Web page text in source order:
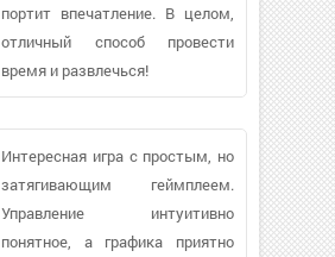
портит впечатление. В целом,
отличный способ провести
время и развлечься!
Интересная игра с простым, но
затягивающим геймплеем.
Управление интуитивно
понятное, а графика приятно